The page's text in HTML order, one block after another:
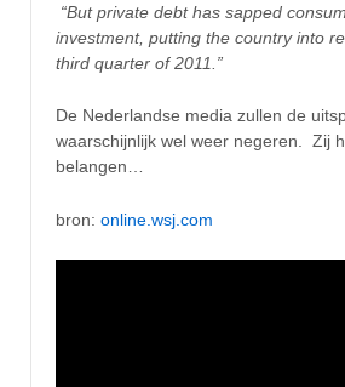
“But private debt has sapped
investment, putting the country into
third quarter of 2011.”
De Nederlandse media zullen de
waarschijnlijk wel weer negeren. Zij
belangen…
bron: online.wsj.com